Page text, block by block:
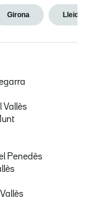
Girona Lleida
Vallès
Penedès